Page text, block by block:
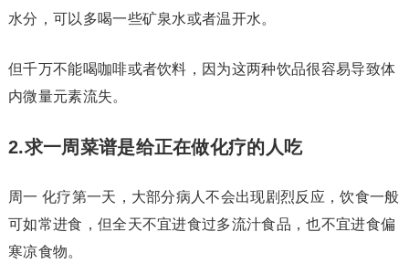
水分，可以多喝一些矿泉水或者温开水。
但千万不能喝咖啡或者饮料，因为这两种饮品很容易导致体
内微量元素流失。
2.求一周菜谱是给正在做化疗的人吃
周一 化疗第一天，大部分病人不会出现剧烈反应，饮食一般
可如常进食，但全天不宜进食过多流汁食品，也不宜进食偏
寒凉食物。